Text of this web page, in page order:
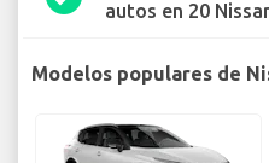
autos en 20
Modelos populares de